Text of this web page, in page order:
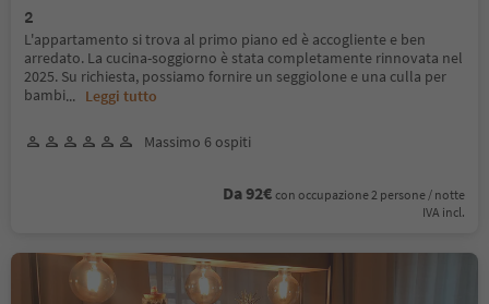
2
L'appartamento si trova al primo piano ed è accogliente e ben
arredato. La cucina-soggiorno è stata completamente rinnovata nel
2025. Su richiesta, possiamo fornire un seggiolone e una culla per
bambi... Leggi tutto
Massimo 6 ospiti
Da 92€ con occupazione 2 persone / notte
IVA incl.